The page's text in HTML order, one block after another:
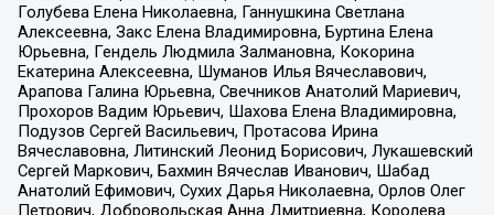
Голубева Елена Николаевна, Ганнушкина Светлана
Алексеевна, Закс Елена Владимировна, Буртина Елена
Юрьевна, Гендель Людмила Залмановна, Кокорина
Екатерина Алексеевна, Шуманов Илья Вячеславович,
Арапова Галина Юрьевна, Свечников Анатолий Мариевич,
Прохоров Вадим Юрьевич, Шахова Елена Владимировна,
Подузов Сергей Васильевич, Протасова Ирина
Вячеславовна, Литинский Леонид Борисович, Лукашевский
Сергей Маркович, Бахмин Вячеслав Иванович, Шабад
Анатолий Ефимович, Сухих Дарья Николаевна, Орлов Олег
Петрович, Добровольская Анна Дмитриевна, Королева